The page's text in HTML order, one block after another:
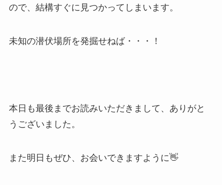
ので、結構すぐに見つかってしまいます。
未知の潜伏場所を発掘せねば・・・！
本日も最後までお読みいただきまして、ありがと
うございました。
また明日もぜひ、お会いできますように👋